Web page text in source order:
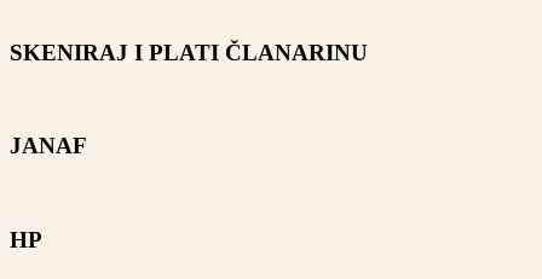
SKENIRAJ I PLATI ČLANARINU
JANAF
HP